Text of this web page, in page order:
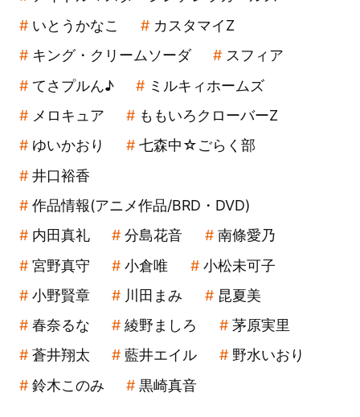
いとうかなこ
カスタマイZ
キング・クリームソーダ
スフィア
てさプルん♪
ミルキィホームズ
メロキュア
ももいろクローバーZ
ゆいかおり
七森中☆ごらく部
井口裕香
作品情報(アニメ作品/BRD・DVD)
内田真礼
分島花音
南條愛乃
宮野真守
小倉唯
小松未可子
小野賢章
川田まみ
昆夏美
春奈るな
綾野ましろ
茅原実里
蒼井翔太
藍井エイル
野水いおり
鈴木このみ
黒崎真音